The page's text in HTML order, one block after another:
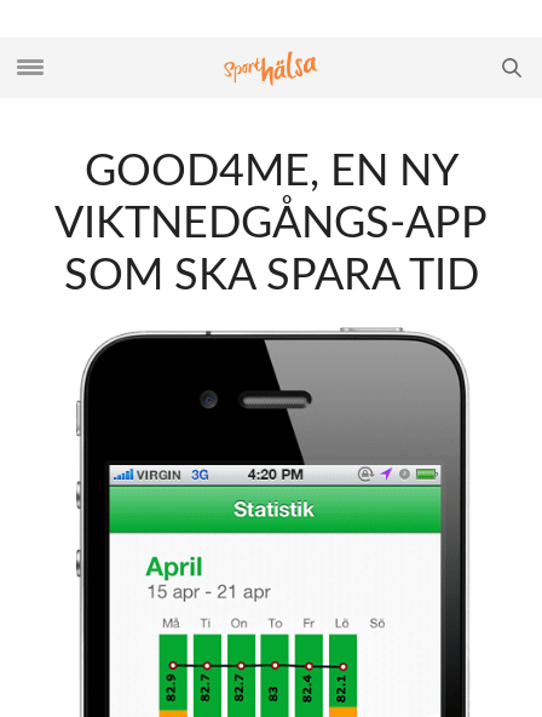
GOOD4ME, EN NY
VIKTNEDGÅNGS-APP
SOM SKA SPARA TID